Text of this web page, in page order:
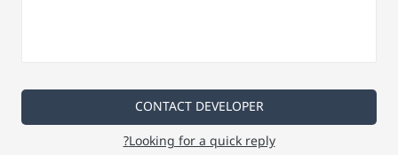
CONTACT DEVELOPER
Looking for a quick reply?